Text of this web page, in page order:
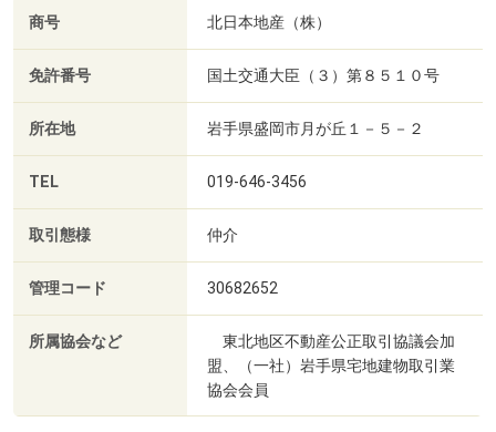
商号 北日本地産（株）
免許番号 国土交通大臣（３）第８５１０号
所在地 岩手県盛岡市月が丘１－５－２
TEL 019-646-3456
取引態様 仲介
管理コード 30682652
所属協会など
東北地区不動産公正取引協議会加
盟、（一社）岩手県宅地建物取引業
協会会員